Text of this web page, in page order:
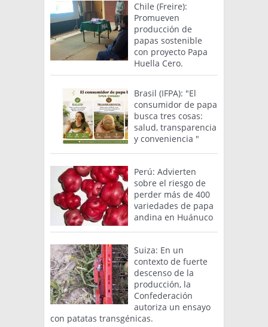
Chile (Freire):
Promueven
producción de
papas sostenible
con proyecto Papa
Huella Cero.
Brasil (IFPA): "El
consumidor de papa
busca tres cosas:
salud, transparencia
y conveniencia "
Perú: Advierten
sobre el riesgo de
perder más de 400
variedades de papa
andina en Huánuco
Suiza: En un
contexto de fuerte
descenso de la
producción, la
Confederación
autoriza un ensayo
con patatas transgénicas.